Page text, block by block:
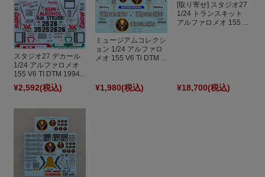
スタジオ27 デカール
1/24 アルファロメオ
155 V6 TI DTM 1994...
¥2,592(税込)
ミュージアムコレクシ
ョン 1/24 アルファロ
メオ 155 V6 Ti DTM ...
¥1,980(税込)
[取り寄せ] スタジオ27
1/24 トランスキット
アルファロメオ 155 ...
¥18,700(税込)